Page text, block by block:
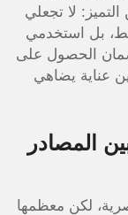
لا تجعلي
بل استخدمي
الحصول على
عناية يضاهي
المصادر
لكن معظمها